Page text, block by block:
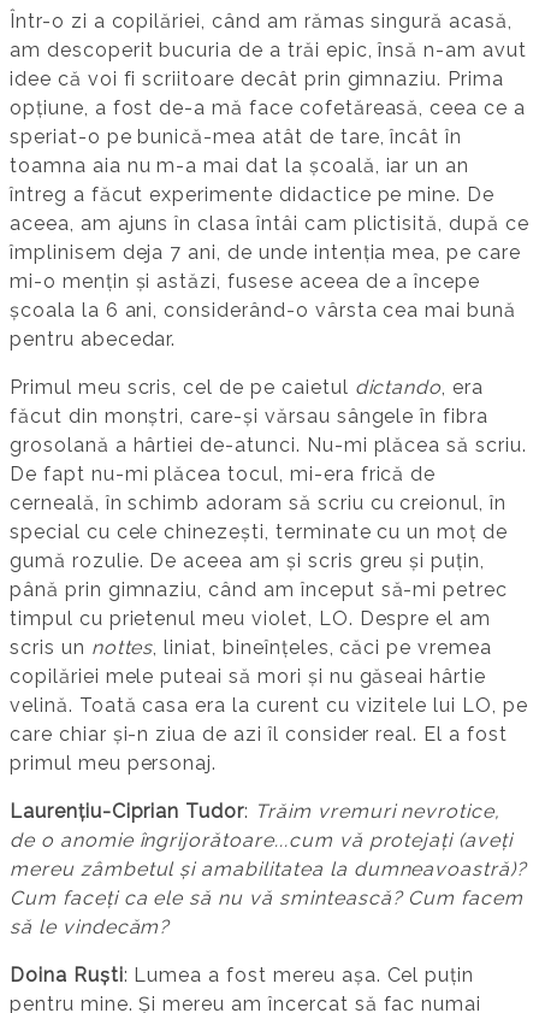
Într-o zi a copilăriei, când am rămas singură acasă,
am descoperit bucuria de a trăi epic, însă n-am avut
idee că voi fi scriitoare decât prin gimnaziu. Prima
opțiune, a fost de-a mă face cofetăreasă, ceea ce a
speriat-o pe bunică-mea atât de tare, încât în
toamna aia nu m-a mai dat la școală, iar un an
întreg a făcut experimente didactice pe mine. De
aceea, am ajuns în clasa întâi cam plictisită, după ce
împlinisem deja 7 ani, de unde intenția mea, pe care
mi-o mențin și astăzi, fusese aceea de a începe
școala la 6 ani, considerând-o vârsta cea mai bună
pentru abecedar.
Primul meu scris, cel de pe caietul dictando, era
făcut din monștri, care-și vărsau sângele în fibra
grosolană a hârtiei de-atunci. Nu-mi plăcea să scriu.
De fapt nu-mi plăcea tocul, mi-era frică de
cerneală, în schimb adoram să scriu cu creionul, în
special cu cele chinezești, terminate cu un moț de
gumă rozulie. De aceea am și scris greu și puțin,
până prin gimnaziu, când am început să-mi petrec
timpul cu prietenul meu violet, LO. Despre el am
scris un nottes, liniat, bineînțeles, căci pe vremea
copilăriei mele puteai să mori și nu găseai hârtie
velină. Toată casa era la curent cu vizitele lui LO, pe
care chiar și-n ziua de azi îl consider real. El a fost
primul meu personaj.
Laurențiu-Ciprian Tudor: Trăim vremuri nevrotice,
de o anomie îngrijorătoare...cum vă protejați (aveți
mereu zâmbetul și amabilitatea la dumneavoastră)?
Cum faceți ca ele să nu vă smintească? Cum facem
să le vindecăm?
Doina Ruști: Lumea a fost mereu așa. Cel puțin
pentru mine. Și mereu am încercat să fac numai